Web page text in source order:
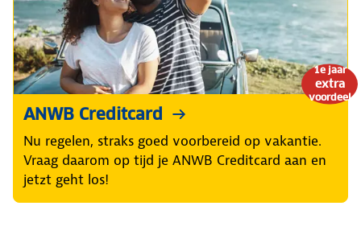
1e jaar
extra
voordeel
ANWB Creditcard
Nu regelen, straks goed voorbereid op vakantie.
Vraag daarom op tijd je ANWB Creditcard aan en
jetzt geht los!